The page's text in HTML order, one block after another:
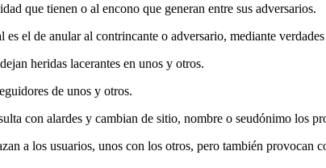
que tienen o al encono que generan entre sus adversarios.
el de anular al contrincante o adversario, mediante
heridas lacerantes en unos y otros.
de unos y otros.
con alardes y cambian de sitio, nombre o seudónimo los
a los usuarios, unos con los otros, pero también provocan